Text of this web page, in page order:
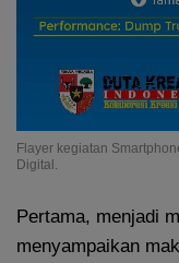
Flayer kegiatan
Digital.
Pertama, menjadi
menyampaikan